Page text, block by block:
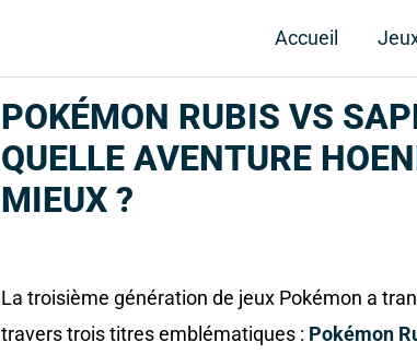
Accueil
POKÉMON RUBIS VS
QUELLE AVENTURE
MIEUX ?
La troisième génération de jeux Pokémon a
travers trois titres emblématiques : Pokémon